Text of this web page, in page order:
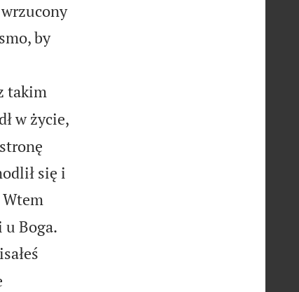
by
takim
w życie,
się i
Wtem
Boga.